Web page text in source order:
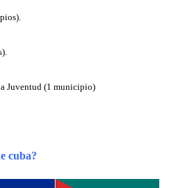
Juventud (1 municipio)
cuba?